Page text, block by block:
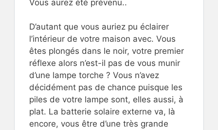
Vous aurez été prévenu..
D’autant que vous auriez pu éclairer
l’intérieur de votre maison avec. Vous
êtes plongés dans le noir, votre premier
réflexe alors n’est-il pas de vous munir
d’une lampe torche ? Vous n’avez
décidément pas de chance puisque les
piles de votre lampe sont, elles aussi, à
plat. La batterie solaire externe va, là
encore, vous être d’une très grande